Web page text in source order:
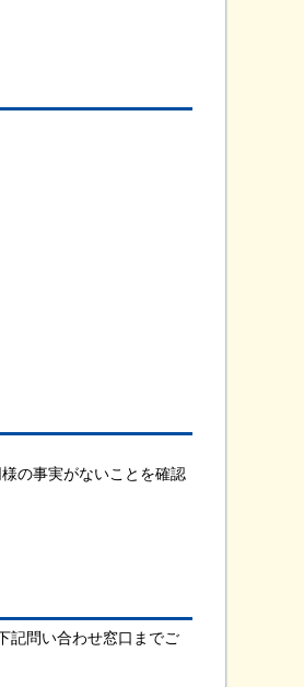
の事実がないことを確認
記問い合わせ窓口までご